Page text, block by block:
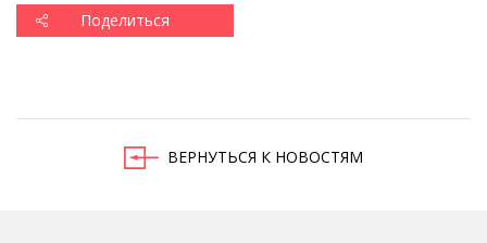
Поделиться
ВЕРНУТЬСЯ К НОВОСТЯМ